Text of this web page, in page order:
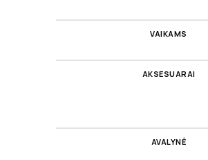
VAIKAMS
AKSESUARAI
AVALYNĖ